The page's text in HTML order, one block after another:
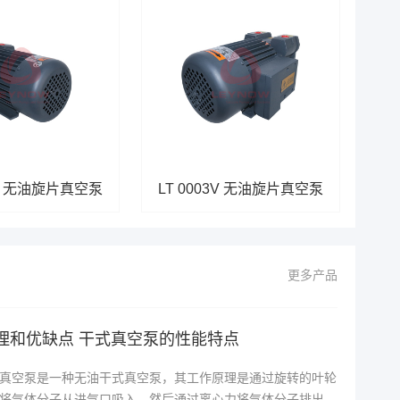
油旋片真空泵 LT 0003V 无油旋片真空泵
更多产品
和优缺点 干式真空泵的性能特点
空泵是一种无油干式真空泵，其工作原理是通过旋转的叶轮